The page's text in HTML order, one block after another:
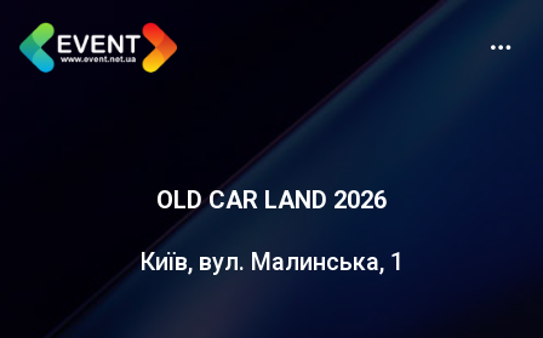
OLD CAR LAND 2026
Київ, вул. Малинська, 1